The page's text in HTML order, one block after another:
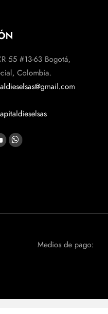
55 #13-63 Bogotá,
Colombia.
Medios de pago: